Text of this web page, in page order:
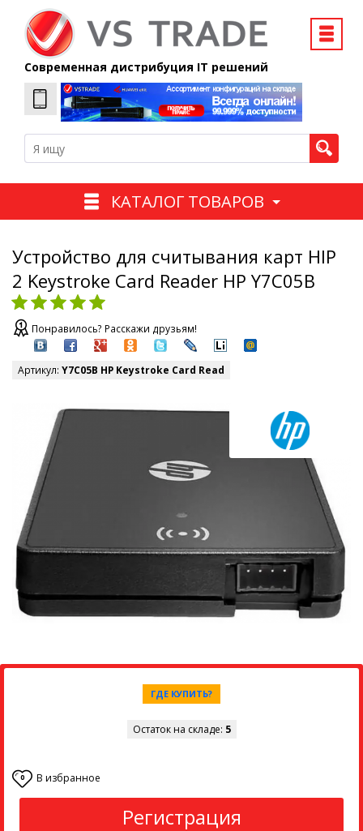
Современная дистрибуция IT решений
КАТАЛОГ ТОВАРОВ
Устройство для считывания карт HIP
2 Keystroke Card Reader HP Y7C05B
Понравилось? Расскажи друзьям!
Артикул: Y7C05B HP Keystroke Card Read
ГДЕ КУПИТЬ?
Остаток на складе: 5
0 В избранное
Регистрация